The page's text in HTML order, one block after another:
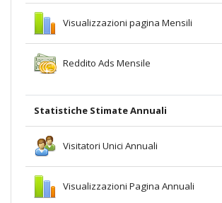
Visualizzazioni pagina Mensili
Reddito Ads Mensile
Statistiche Stimate Annuali
Visitatori Unici Annuali
Visualizzazioni Pagina Annuali